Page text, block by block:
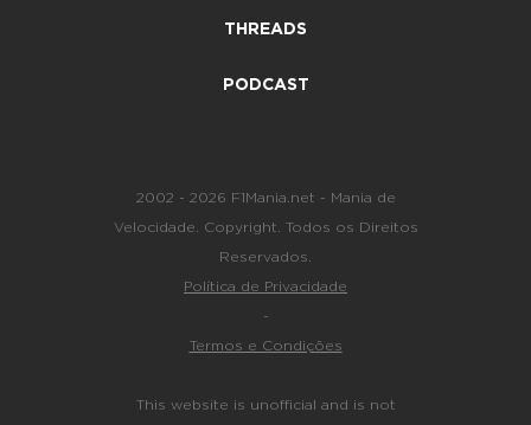
THREADS
PODCAST
2002 - 2026 F1Mania.net - Mania de
Velocidade. Copyright. Todos os Direitos
Reservados.
Política de Privacidade
-
Termos e Condições
This website is unofficial and is not